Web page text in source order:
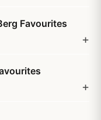
Favourites